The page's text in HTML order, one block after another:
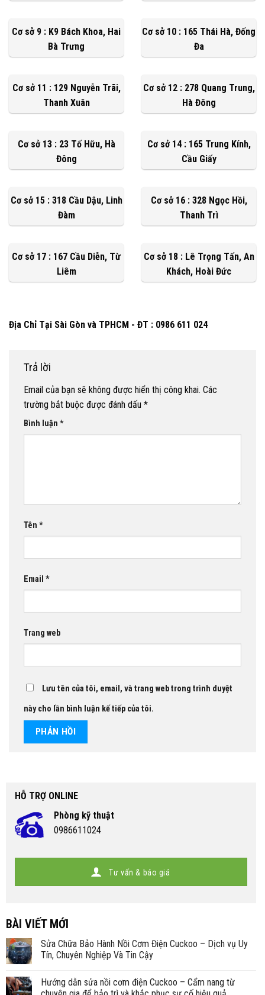
Cơ sở 9 : K9 Bách Khoa, Hai
Bà Trưng
Cơ sở 10 : 165 Thái Hà, Đống
Đa
Cơ sở 11 : 129 Nguyễn Trãi,
Thanh Xuân
Cơ sở 12 : 278 Quang Trung,
Hà Đông
Cơ sở 13 : 23 Tố Hữu, Hà
Đông
Cơ sở 14 : 165 Trung Kính,
Cầu Giấy
Cơ sở 15 : 318 Cầu Dậu, Linh
Đàm
Cơ sở 16 : 328 Ngọc Hồi,
Thanh Trì
Cơ sở 17 : 167 Cầu Diễn, Từ
Liêm
Cơ sở 18 : Lê Trọng Tấn, An
Khách, Hoài Đức
Địa Chỉ Tại Sài Gòn và TPHCM - ĐT : 0986 611 024
Trả lời
Email của bạn sẽ không được hiển thị công khai. Các
trường bắt buộc được đánh dấu *
Bình luận *
Tên *
Email *
Trang web
Lưu tên của tôi, email, và trang web trong trình duyệt
này cho lần bình luận kế tiếp của tôi.
HỖ TRỢ ONLINE
Phòng kỹ thuật
0986611024
Tư vấn & báo giá
BÀI VIẾT MỚI
Sửa Chữa Bảo Hành Nồi Cơm Điện Cuckoo – Dịch vụ Uy
Tín, Chuyên Nghiệp Và Tin Cậy
Hướng dẫn sửa nồi cơm điện Cuckoo – Cẩm nang từ